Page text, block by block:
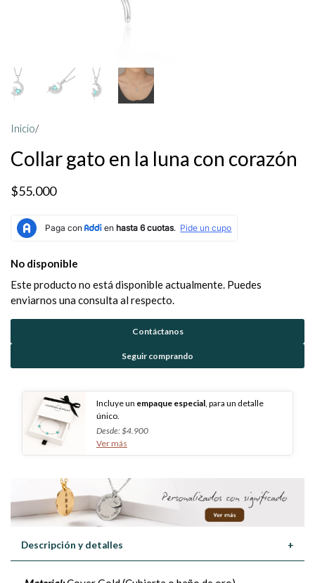
Inicio/
Collar gato en la luna con corazón
$55.000
No disponible
Este producto no está disponible actualmente. Puedes
enviarnos una consulta al respecto.
Contáctanos
Seguir comprando
Incluye un empaque especial , para un detalle
único.
Desde: $4.900
Ver más
Descripción y detalles +